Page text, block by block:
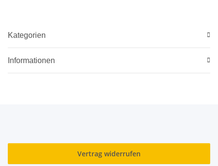
Kategorien
Informationen
Vertrag widerrufen